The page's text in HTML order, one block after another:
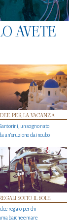
AVETE
PER LA VACANZA
un sogno nato
un’eruzione da incubo
SOTTO IL SOLE
Idee regalo per chi
barche e mare